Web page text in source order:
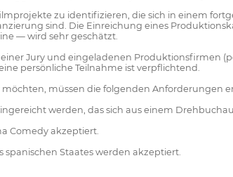
zu identifizieren, die sich in einem
sind. Die Einreichung eines
— wird sehr geschätzt.
Jury und eingeladenen Produktionsfirmen
persönliche Teilnahme ist verpflichtend.
müssen die folgenden Anforderungen
werden, das sich aus einem
Comedy akzeptiert.
Staates werden akzeptiert.